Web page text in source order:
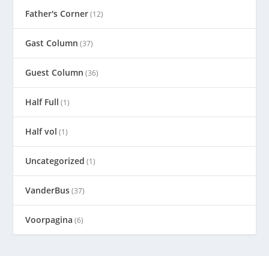
Father's Corner(12)
Gast Column (37)
Guest Column (36)
Half Full (1)
Half vol (1)
Uncategorized (1)
VanderBus(37)
Voorpagina (6)